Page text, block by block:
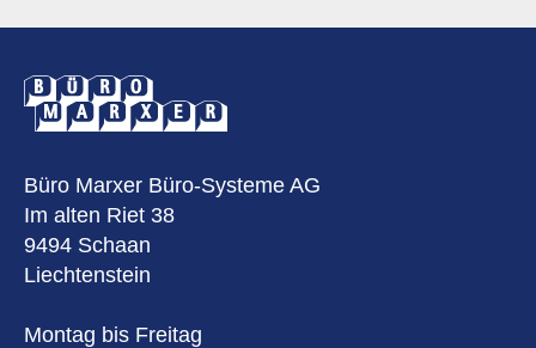
Büro Marxer Büro-Systeme AG
Im alten Riet 38
9494 Schaan
Liechtenstein
Montag bis Freitag